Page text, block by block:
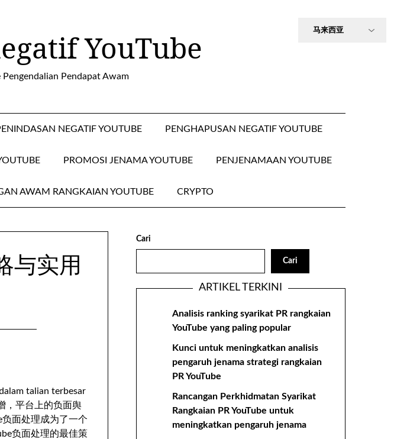
YouTube
Pendapat Awam
NEGATIF YOUTUBE PENGHAPUSAN NEGATIF YOUTUBE
PROMOSI JENAMA YOUTUBE PENJENAMAAN YOUTUBE
AWAM RANGKAIAN YOUTUBE CRYPTO
与实用
talian terbesar
， 平台上的负面舆
负面处理成为了一个
负面处理的最佳策
Cari
Cari
ARTIKEL TERKINI
Analisis ranking syarikat PR rangkaian
YouTube yang paling popular
Kunci untuk meningkatkan analisis
pengaruh jenama strategi rangkaian
PR YouTube
Rancangan Perkhidmatan Syarikat
Rangkaian PR YouTube untuk
meningkatkan pengaruh jenama